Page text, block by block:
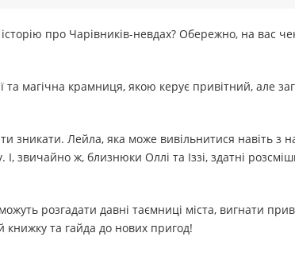
про Чарівників-невдах? Обережно, на вас
та магічна крамниця, якою керує привітний, але
зникати. Лейла, яка може вивільнитися навіть з
звичайно ж, близнюки Оллі та Іззі, здатні
розгадати давні таємниці міста, вигнати
книжку та гайда до нових пригод!